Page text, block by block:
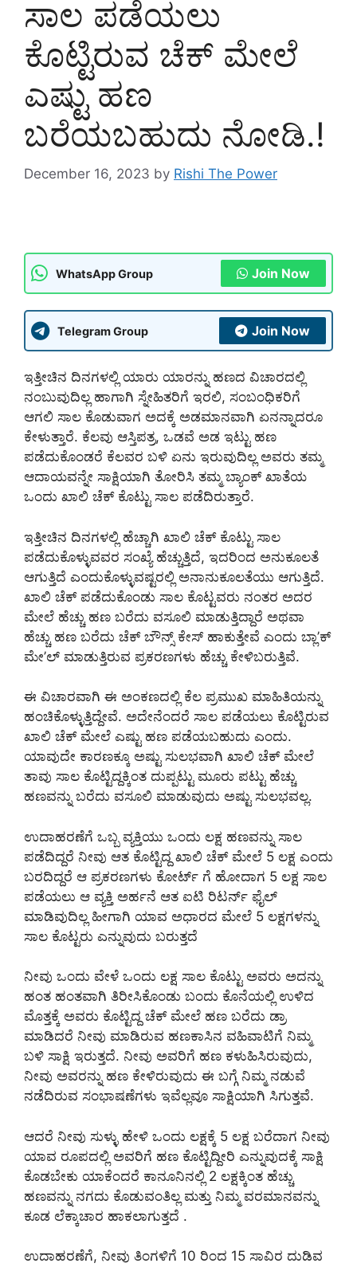
ಸಾಲ ಪಡೆಯಲು
ಕೊಟ್ಟಿರುವ ಚೆಕ್ ಮೇಲೆ
ಎಷ್ಟು ಹಣ
ಬರೆಯಬಹುದು ನೋಡಿ.!
December 16, 2023 by Rishi The Power
WhatsApp Group Join Now
Telegram Group Join Now
ಇತ್ತೀಚಿನ ದಿನಗಳಲ್ಲಿ ಯಾರು ಯಾರನ್ನು ಹಣದ ವಿಚಾರದಲ್ಲಿ
ನಂಬುವುದಿಲ್ಲ ಹಾಗಾಗಿ ಸ್ನೇಹಿತರಿಗೆ ಇರಲಿ, ಸಂಬಂಧಿಕರಿಗೆ
ಆಗಲಿ ಸಾಲ ಕೊಡುವಾಗ ಅದಕ್ಕೆ ಅಡಮಾನವಾಗಿ ಏನನ್ನಾದರೂ
ಕೇಳುತ್ತಾರೆ. ಕೆಲವು ಆಸ್ತಿಪತ್ರ, ಒಡವೆ ಅಡ ಇಟ್ಟು ಹಣ
ಪಡೆದುಕೊಂಡರೆ ಕೆಲವರ ಬಳಿ ಏನು ಇರುವುದಿಲ್ಲ ಅವರು ತಮ್ಮ
ಆದಾಯವನ್ನೇ ‌ಸಾಕ್ಷಿಯಾಗಿ ತೋರಿಸಿ ತಮ್ಮ ಬ್ಯಾಂಕ್ ಖಾತೆಯ
ಒಂದು ಖಾಲಿ ಚೆಕ್ ಕೊಟ್ಟು ಸಾಲ ಪಡೆದಿರುತ್ತಾರೆ.
ಇತ್ತೀಚಿನ ದಿನಗಳಲ್ಲಿ ಹೆಚ್ಚಾಗಿ ಖಾಲಿ ಚೆಕ್ ಕೊಟ್ಟು ಸಾಲ
ಪಡೆದುಕೊಳ್ಳುವವರ ಸಂಖ್ಯೆ ಹೆಚ್ಚುತ್ತಿದೆ, ಇದರಿಂದ ಅನುಕೂಲತೆ
ಆಗುತ್ತಿದೆ ಎಂದುಕೊಳ್ಳುವಷ್ಟರಲ್ಲಿ ಅನಾನುಕೂಲತೆಯು ಆಗುತ್ತಿದೆ.
ಖಾಲಿ ಚೆಕ್ ಪಡೆದುಕೊಂಡು ಸಾಲ ಕೊಟ್ಟವರು ನಂತರ ಅದರ
ಮೇಲೆ ಹೆಚ್ಚು ಹಣ ಬರೆದು ವಸೂಲಿ ಮಾಡುತ್ತಿದ್ದಾರೆ ಅಥವಾ
ಹೆಚ್ಚು ಹಣ ಬರೆದು ಚೆಕ್ ಬೌನ್ಸ್ ಕೇಸ್ ಹಾಕುತ್ತೇವೆ ಎಂದು ಬ್ಲಾ’ಕ್
ಮೇ’ಲ್ ಮಾಡುತ್ತಿರುವ ಪ್ರಕರಣಗಳು ಹೆಚ್ಚು ಕೇಳಿಬರುತ್ತಿವೆ.
ಈ ವಿಚಾರವಾಗಿ ಈ ಅಂಕಣದಲ್ಲಿ ಕೆಲ ಪ್ರಮುಖ ಮಾಹಿತಿಯನ್ನು
ಹಂಚಿಕೊಳ್ಳುತ್ತಿದ್ದೇವೆ. ಅದೇನೆಂದರೆ ಸಾಲ ಪಡೆಯಲು ಕೊಟ್ಟಿರುವ
ಖಾಲಿ ಚೆಕ್ ಮೇಲೆ ಎಷ್ಟು ಹಣ ಪಡೆಯಬಹುದು ಎಂದು.
ಯಾವುದೇ ಕಾರಣಕ್ಕೂ ಅಷ್ಟು ಸುಲಭವಾಗಿ ಖಾಲಿ ಚೆಕ್ ಮೇಲೆ
ತಾವು ಸಾಲ ಕೊಟ್ಟಿದ್ದಕ್ಕಿಂತ ದುಪ್ಪಟ್ಟು ಮೂರು ಪಟ್ಟು ಹೆಚ್ಚು
ಹಣವನ್ನು ಬರೆದು ವಸೂಲಿ ಮಾಡುವುದು ಅಷ್ಟು ಸುಲಭವಲ್ಲ.
ಉದಾಹರಣೆಗೆ ಒಬ್ಬ ವ್ಯಕ್ತಿಯು ಒಂದು ಲಕ್ಷ ಹಣವನ್ನು ಸಾಲ
ಪಡೆದಿದ್ದರೆ ನೀವು ಆತ ಕೊಟ್ಟಿದ್ದ ಖಾಲಿ ಚೆಕ್ ಮೇಲೆ 5 ಲಕ್ಷ ಎಂದು
ಬರದಿದ್ದರೆ ಆ ಪ್ರಕರಣಗಳು ಕೋರ್ಟ್ ಗೆ ಹೋದಾಗ 5 ಲಕ್ಷ ಸಾಲ
ಪಡೆಯಲು ಆ ವ್ಯಕ್ತಿ ಅರ್ಹನೆ ಆತ ಐಟಿ ರಿಟರ್ನ್ ಫೈಲ್
ಮಾಡಿವುದಿಲ್ಲ ಹೀಗಾಗಿ ಯಾವ ಅಧಾರದ ಮೇಲೆ 5 ಲಕ್ಷಗಳನ್ನು
ಸಾಲ ಕೊಟ್ಟರು ಎನ್ನುವುದು ಬರುತ್ತದೆ
ನೀವು ಒಂದು ವೇಳೆ ಒಂದು ಲಕ್ಷ ಸಾಲ ಕೊಟ್ಟು ಅವರು ಅದನ್ನು
ಹಂತ ಹಂತವಾಗಿ ತಿರೀಸಿಕೊಂಡು ಬಂದು ಕೊನೆಯಲ್ಲಿ ಉಳಿದ
ಮೊತ್ತಕ್ಕೆ ಅವರು ಕೊಟ್ಟಿದ್ದ ಚೆಕ್ ಮೇಲೆ ಹಣ ಬರೆದು ಡ್ರಾ
ಮಾಡಿದರೆ ನೀವು ಮಾಡಿರುವ ಹಣಕಾಸಿನ ವಹಿವಾಟಿಗೆ ನಿಮ್ಮ
ಬಳಿ ಸಾಕ್ಷಿ ಇರುತ್ತದೆ. ನೀವು ಅವರಿಗೆ ಹಣ ಕಳುಹಿಸಿರುವುದು,
ನೀವು ಅವರನ್ನು ಹಣ ಕೇಳಿರುವುದು ಈ ಬಗ್ಗೆ ನಿಮ್ಮ ನಡುವೆ
ನಡೆದಿರುವ ಸಂಭಾಷಣೆಗಳು ಇವೆಲ್ಲವೂ ಸಾಕ್ಷಿಯಾಗಿ ಸಿಗುತ್ತವೆ.
ಆದರೆ ನೀವು ಸುಳ್ಳು ಹೇಳಿ ಒಂದು ಲಕ್ಷಕ್ಕೆ 5 ಲಕ್ಷ ಬರೆದಾಗ ನೀವು
ಯಾವ ರೂಪದಲ್ಲಿ ಅವರಿಗೆ ಹಣ ಕೊಟ್ಟಿದ್ದೀರಿ ಎನ್ನುವುದಕ್ಕೆ ಸಾಕ್ಷಿ
ಕೊಡಬೇಕು ಯಾಕೆಂದರೆ ಕಾನೂನಿನಲ್ಲಿ 2 ಲಕ್ಷಕ್ಕಿಂತ ಹೆಚ್ಚು
ಹಣವನ್ನು ನಗದು ಕೊಡುವಂತಿಲ್ಲ ಮತ್ತು ನಿಮ್ಮ ವರಮಾನವನ್ನು
ಕೂಡ ಲೆಕ್ಕಾಚಾರ ಹಾಕಲಾಗುತ್ತದೆ ‌.
ಉದಾಹರಣೆಗೆ, ನೀವು ತಿಂಗಳಿಗೆ 10 ರಿಂದ 15 ಸಾವಿರ ದುಡಿವ